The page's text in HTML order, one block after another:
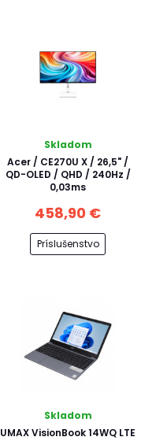
Skladom
Acer / CE270U X / 26,5" /
QD-OLED / QHD / 240Hz /
0,03ms
458,90 €
Príslušenstvo
Skladom
UMAX VisionBook 14WQ LTE